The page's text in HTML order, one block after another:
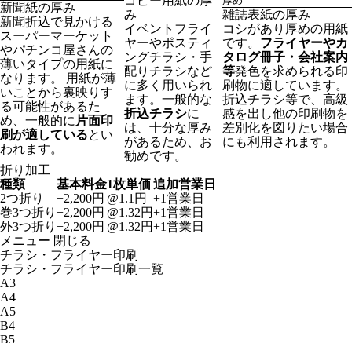
新聞紙の厚み
新聞折込で見かける
スーパーマーケット
やパチンコ屋さんの
薄いタイプの用紙に
なります。 用紙が薄
いことから裏映りす
る可能性があるた
め、一般的に 片面印
刷が適しているとい
われます。
み
イベントフライ
ヤーやポスティ
ングチラシ・手
配りチラシなど
に多く用いられ
ます。一般的な
折込チラシに
は、十分な厚み
があるため、お
勧めです。
雑誌表紙の厚み
コシがあり厚めの用紙
です。 フライヤーやカ
タログ冊子・会社案内
等発色を求められる印
刷物に適しています。
折込チラシ等で、高級
感を出し他の印刷物を
差別化を図りたい場合
にも利用されます。
折り加工
種類
基本料金1枚単価追加営業日
2つ折り
+2,200円 @1.1円
+1営業日
巻3つ折り +2,200円 @1.32円+1営業日
外3つ折り +2,200円 @1.32円+1営業日
メニュー 閉じる
チラシ・フライヤー印刷
チラシ・フライヤー印刷一覧
A3
A4
A5
B4
B5